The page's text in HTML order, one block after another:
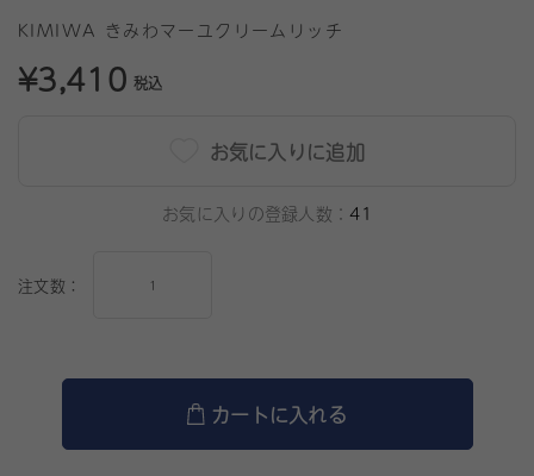
KIMIWA きみわマーユクリームリッチ
¥3,410 税込
お気に入りに追加
お気に入りの登録人数：41
注文数：
カートに入れる